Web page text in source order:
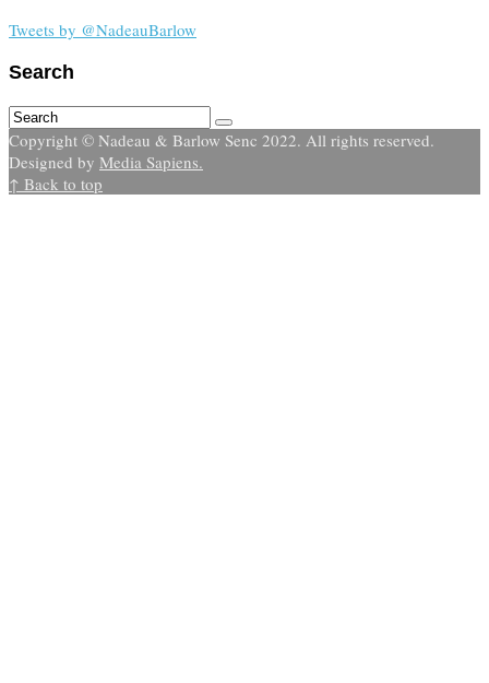
Tweets by @NadeauBarlow
Search
Copyright © Nadeau & Barlow Senc 2022. All rights reserved.
Designed by Media Sapiens.
↑ Back to top